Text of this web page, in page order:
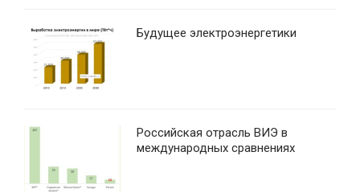
Будущее электроэнергетики
Российская отрасль ВИЭ в
международных сравнениях